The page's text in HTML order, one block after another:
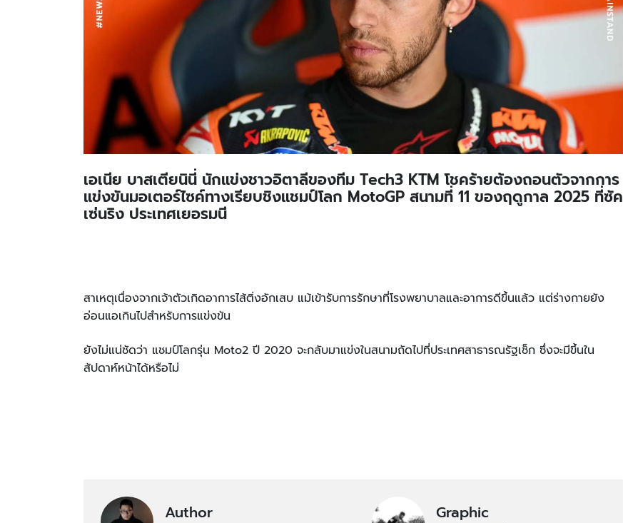
เอเนีย บาสเตียนินี่ นักแข่งชาวอิตาลีของทีม Tech3 KTM โชคร้ายต้องถอนตัวจากการ
แข่งขันมอเตอร์ไซค์ทางเรียบชิงแชมป์โลก MotoGP สนามที่ 11 ของฤดูกาล 2025 ที่ซัค
เซ่นริง ประเทศเยอรมนี
สาเหตุเนื่องจากเจ้าตัวเกิดอาการไส้ติ่งอักเสบ แม้เข้ารับการรักษาที่โรงพยาบาลและอาการดีขึ้นแล้ว แต่ร่างกายยัง
อ่อนแอเกินไปสำหรับการแข่งขัน
ยังไม่แน่ชัดว่า แชมป์โลกรุ่น Moto2 ปี 2020 จะกลับมาแข่งในสนามถัดไปที่ประเทศสาธารณรัฐเช็ก ซึ่งจะมีขึ้นใน
สัปดาห์หน้าได้หรือไม่
Author
Graphic